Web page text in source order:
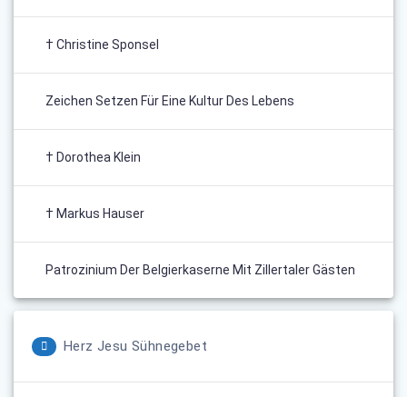
† Christine Sponsel
Zeichen Setzen Für Eine Kultur Des Lebens
† Dorothea Klein
† Markus Hauser
Patrozinium Der Belgierkaserne Mit Zillertaler Gästen
Herz Jesu Sühnegebet